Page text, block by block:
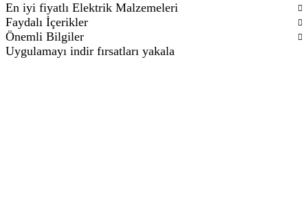
En iyi fiyatlı Elektrik Malzemeleri
Faydalı İçerikler
Önemli Bilgiler
Uygulamayı indir fırsatları yakala